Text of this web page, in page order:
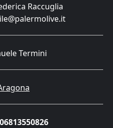
Raccuglia
Termini